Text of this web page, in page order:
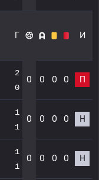
Г И
2
0
0 0 0 0 П
1
1
0 0 0 0 Н
1
1
0 0 0 0 Н